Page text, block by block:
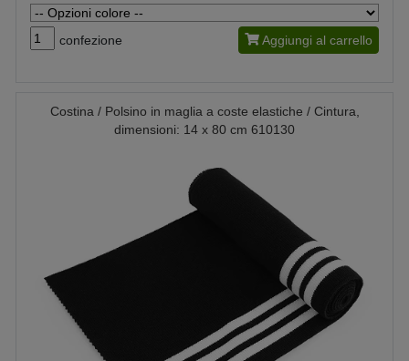
confezione Aggiungi al carrello
Costina / Polsino in maglia a coste elastiche / Cintura,
dimensioni: 14 x 80 cm 610130